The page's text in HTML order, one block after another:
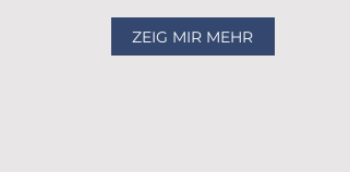
ZEIG MIR MEHR